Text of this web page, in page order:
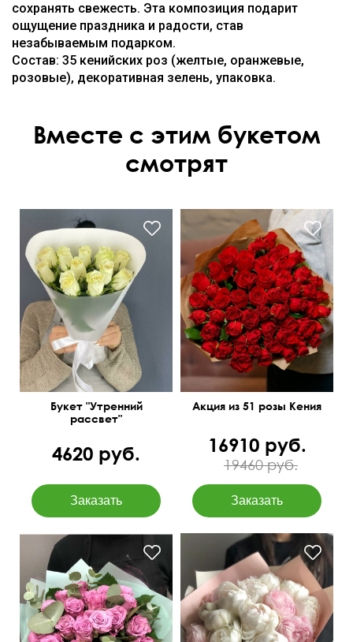
сохранять свежесть. Эта композиция подарит
ощущение праздника и радости, став
незабываемым подарком.
Состав: 35 кенийских роз (желтые, оранжевые,
розовые), декоративная зелень, упаковка.
Вместе с этим букетом
смотрят
Букет "Утренний
рассвет"
4620 руб.
Акция из 51 розы Кения
16910 руб.
19460 руб.